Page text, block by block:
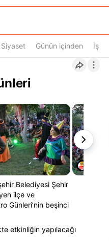
Siyaset Günün içinden İş
Belediyesi Şehir
ilçe ve
Günleri’nin beşinci
etkinliğin yapılacağı